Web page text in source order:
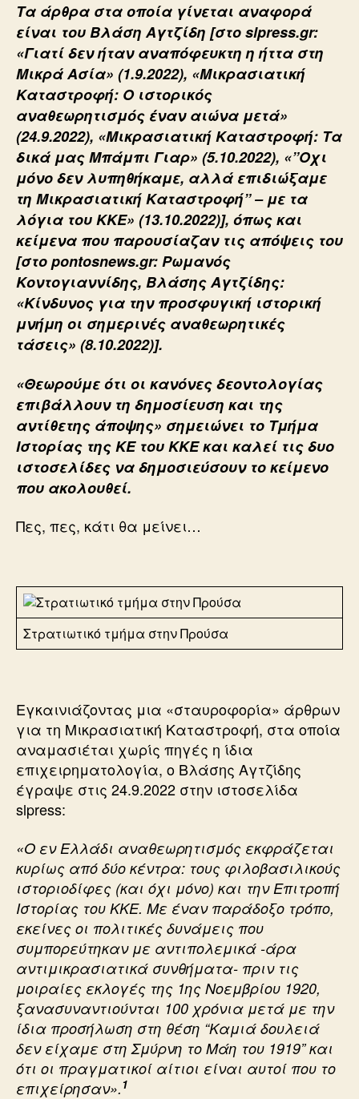
Τα άρθρα στα οποία γίνεται αναφορά
είναι του Βλάση Αγτζίδη [στο slpress.gr:
«Γιατί δεν ήταν αναπόφευκτη η ήττα στη
Μικρά Ασία» (1.9.2022), «Μικρασιατική
Καταστροφή: Ο ιστορικός
αναθεωρητισμός έναν αιώνα μετά»
(24.9.2022), «Μικρασιατική Καταστροφή: Τα
δικά μας Μπάμπι Γιαρ» (5.10.2022), «”Οχι
μόνο δεν λυπηθήκαμε, αλλά επιδιώξαμε
τη Μικρασιατική Καταστροφή” – με τα
λόγια του ΚΚΕ» (13.10.2022)], όπως και
κείμενα που παρουσίαζαν τις απόψεις του
[στο pontosnews.gr: Ρωμανός
Κοντογιαννίδης, Βλάσης Αγτζίδης:
«Κίνδυνος για την προσφυγική ιστορική
μνήμη οι σημερινές αναθεωρητικές
τάσεις» (8.10.2022)].
«Θεωρούμε ότι οι κανόνες δεοντολογίας
επιβάλλουν τη δημοσίευση και της
αντίθετης άποψης» σημειώνει το Τμήμα
Ιστορίας της ΚΕ του ΚΚΕ και καλεί τις δυο
ιστοσελίδες να δημοσιεύσουν το κείμενο
που ακολουθεί.
Πες, πες, κάτι θα μείνει…
Στρατιωτικό τμήμα στην Προύσα
Εγκαινιάζοντας μια «σταυροφορία» άρθρων
για τη Μικρασιατική Καταστροφή, στα οποία
αναμασιέται χωρίς πηγές η ίδια
επιχειρηματολογία, ο Βλάσης Αγτζίδης
έγραψε στις 24.9.2022 στην ιστοσελίδα
slpress:
«Ο εν Ελλάδι αναθεωρητισμός εκφράζεται
κυρίως από δύο κέντρα: τους φιλοβασιλικούς
ιστοριοδίφες (και όχι μόνο) και την Επιτροπή
Ιστορίας του ΚΚΕ. Με έναν παράδοξο τρόπο,
εκείνες οι πολιτικές δυνάμεις που
συμπορεύτηκαν με αντιπολεμικά -άρα
αντιμικρασιατικά συνθήματα- πριν τις
μοιραίες εκλογές της 1ης Νοεμβρίου 1920,
ξανασυναντιούνται 100 χρόνια μετά με την
ίδια προσήλωση στη θέση “Καμιά δουλειά
δεν είχαμε στη Σμύρνη το Μάη του 1919” και
ότι οι πραγματικοί αίτιοι είναι αυτοί που το
επιχείρησαν».1